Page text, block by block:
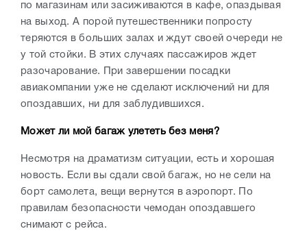
по магазинам или засиживаются в кафе, опаздывая
на выход. А порой путешественники попросту
теряются в больших залах и ждут своей очереди не
у той стойки. В этих случаях пассажиров ждет
разочарование. При завершении посадки
авиакомпании уже не сделают исключений ни для
опоздавших, ни для заблудившихся.
Может ли мой багаж улететь без меня?
Несмотря на драматизм ситуации, есть и хорошая
новость. Если вы сдали свой багаж, но не сели на
борт самолета, вещи вернутся в аэропорт. По
правилам безопасности чемодан опоздавшего
снимают с рейса.